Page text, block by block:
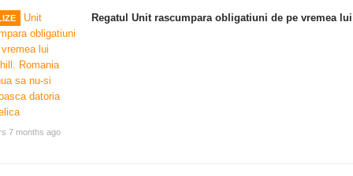
7 months ago
Regatul Unit rascumpara obligatiuni de pe vremea